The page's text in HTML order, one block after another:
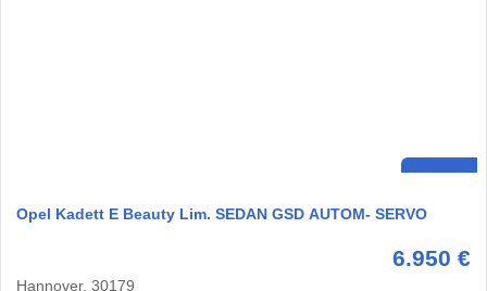
Opel Kadett E Beauty Lim. SEDAN GSD AUTOM- SERVO
6.950 €
Hannover, 30179